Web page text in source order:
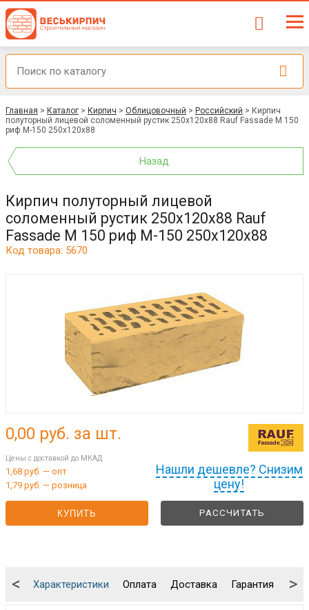
Главная > Каталог > Кирпич > Облицовочный > Российский > Кирпич
полуторный лицевой соломенный рустик 250x120x88 Rauf Fassade М 150
риф М-150 250x120x88
Назад
Кирпич полуторный лицевой
соломенный рустик 250x120x88 Rauf
Fassade М 150 риф М-150 250x120x88
Код товара: 5670
Нашли дешевле? Снизим
цену!
0,00 руб. за шт.
Цены с доставкой до МКАД
1,68 руб. — опт
1,79 руб. — розница
КУПИТЬ РАССЧИТАТЬ
Характеристики Оплата Доставка Гарантия
< >